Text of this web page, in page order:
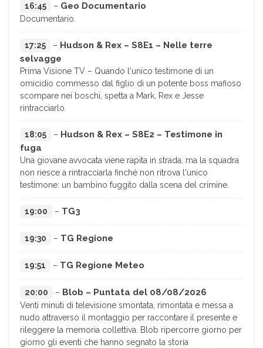
16:45 – Geo Documentario
Documentario.
17:25 – Hudson & Rex – S8E1 – Nelle terre
selvagge
Prima Visione TV – Quando l'unico testimone di un
omicidio commesso dal figlio di un potente boss mafioso
scompare nei boschi, spetta a Mark, Rex e Jesse
rintracciarlo.
18:05 – Hudson & Rex – S8E2 – Testimone in
fuga
Una giovane avvocata viene rapita in strada, ma la squadra
non riesce a rintracciarla finché non ritrova l'unico
testimone: un bambino fuggito dalla scena del crimine.
19:00 – TG3
19:30 – TG Regione
19:51 – TG Regione Meteo
20:00 – Blob – Puntata del 08/08/2026
Venti minuti di televisione smontata, rimontata e messa a
nudo attraverso il montaggio per raccontare il presente e
rileggere la memoria collettiva. Blob ripercorre giorno per
giorno gli eventi che hanno segnato la storia